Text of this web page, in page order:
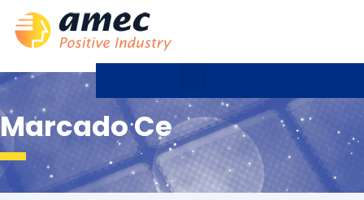
Marcado Ce